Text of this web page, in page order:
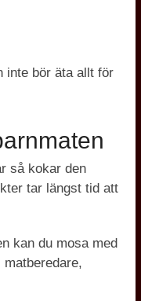
inte bör äta allt för
så kokar den
tar längst tid att
kan du mosa med